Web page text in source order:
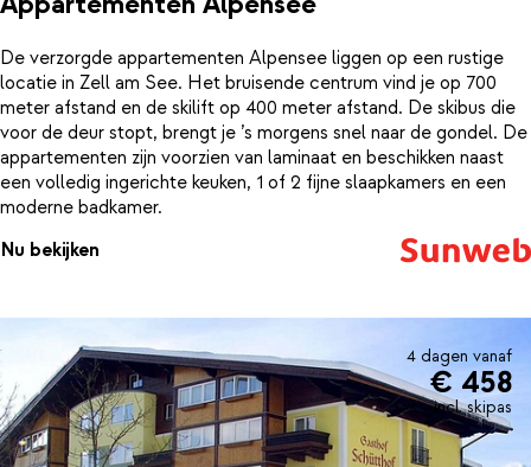
De verzorgde appartementen Alpensee liggen op een rustige
locatie in Zell am See. Het bruisende centrum vind je op 700
meter afstand en de skilift op 400 meter afstand. De skibus die
voor de deur stopt, brengt je ’s morgens snel naar de gondel. De
appartementen zijn voorzien van laminaat en beschikken naast
een volledig ingerichte keuken, 1 of 2 fijne slaapkamers en een
moderne badkamer.
Nu bekijken
4 dagen vanaf
€ 458
incl. skipas